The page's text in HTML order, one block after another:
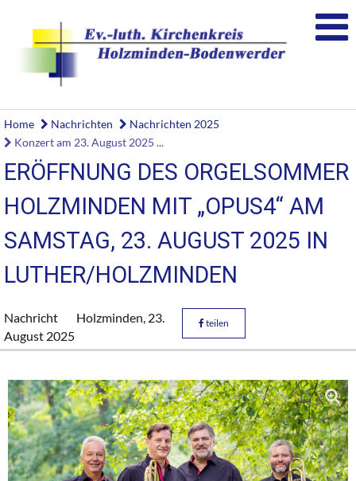
Home Nachrichten
Nachrichten 2025
Konzert am 23. August 2025 ...
ERÖFFNUNG DES ORGELSOMMER
HOLZMINDEN MIT „OPUS4“ AM
SAMSTAG, 23. AUGUST 2025 IN
LUTHER/HOLZMINDEN
Nachricht Holzminden, 23.
August 2025
teilen